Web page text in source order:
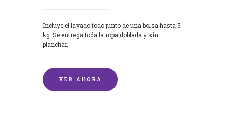
Incluye el lavado todo junto de una bolsa hasta 5
kg. Se entrega toda la ropa doblada y sin
planchar.
VER AHORA